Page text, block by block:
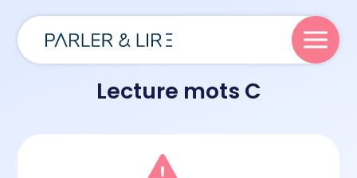
Parler
Lire
Lecture mots C